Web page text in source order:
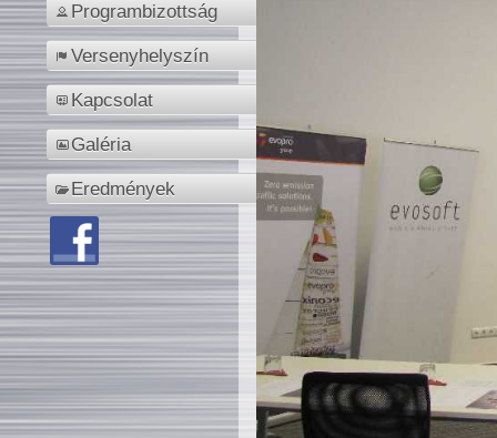
Programbizottság
Versenyhelyszín
Kapcsolat
Galéria
Eredmények